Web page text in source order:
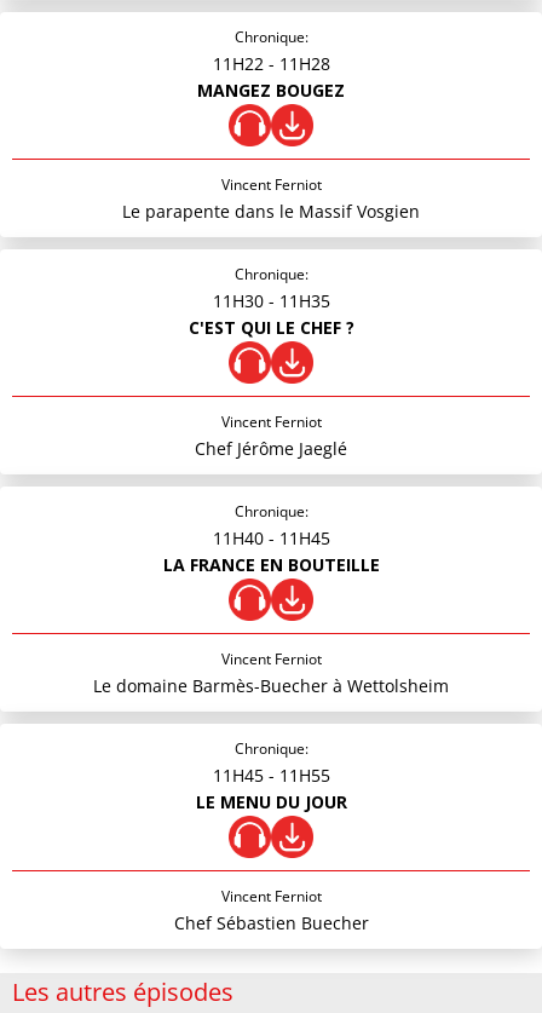
Chronique:
11H22 - 11H28
MANGEZ BOUGEZ
Vincent Ferniot
Le parapente dans le Massif Vosgien
Chronique:
11H30 - 11H35
C'EST QUI LE CHEF ?
Vincent Ferniot
Chef Jérôme Jaeglé
Chronique:
11H40 - 11H45
LA FRANCE EN BOUTEILLE
Vincent Ferniot
Le domaine Barmès-Buecher à Wettolsheim
Chronique:
11H45 - 11H55
LE MENU DU JOUR
Vincent Ferniot
Chef Sébastien Buecher
Les autres épisodes